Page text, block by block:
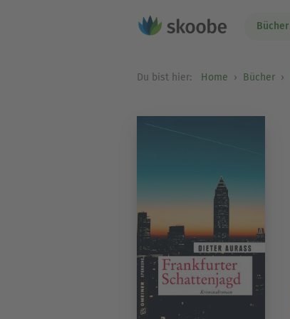
Bücher
Du bist hier: Home Bücher